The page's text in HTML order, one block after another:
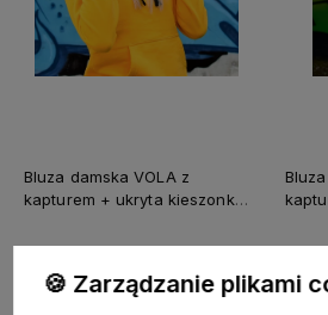
Bluza damska VOLA z
kapturem + ukryta kieszonka
🍪 Zarządzanie plikami